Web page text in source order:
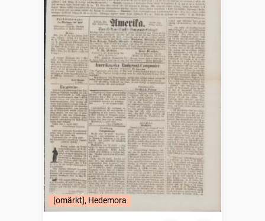
[omärkt], Hedemora